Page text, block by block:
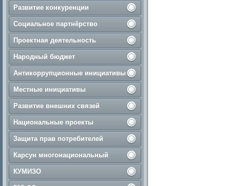
Развитие конкуренции
Социальное партнёрство
Проектная деятельность
Народный бюджет
Антикоррупционные инициативы
Местные инициативы
Развитие внешних связей
Национальные проекты
Защита прав потребителей
Карсун многонациональный
КУМИЗО